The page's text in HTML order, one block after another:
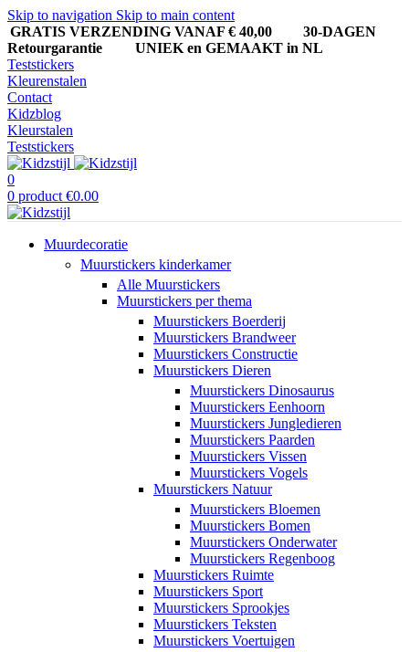
Skip to navigation Skip to main content
GRATIS VERZENDING VANAF € 40,00
30-DAGEN
Retourgarantie UNIEK en GEMAAKT in NL
Teststickers
Kleurenstalen
Contact
Kidzblog
Kleurstalen
Teststickers
0
0 product €0.00
Muurdecoratie
Muurstickers kinderkamer
Alle Muurstickers
Muurstickers per thema
Muurstickers Boerderij
Muurstickers Brandweer
Muurstickers Constructie
Muurstickers Dieren
Muurstickers Dinosaurus
Muurstickers Eenhoorn
Muurstickers Jungledieren
Muurstickers Paarden
Muurstickers Vissen
Muurstickers Vogels
Muurstickers Natuur
Muurstickers Bloemen
Muurstickers Bomen
Muurstickers Onderwater
Muurstickers Regenboog
Muurstickers Ruimte
Muurstickers Sport
Muurstickers Sprookjes
Muurstickers Teksten
Muurstickers Voertuigen